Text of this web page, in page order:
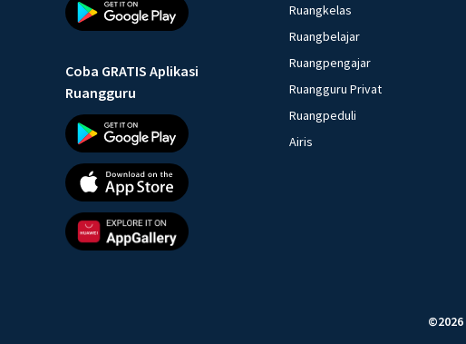
Coba GRATIS Aplikasi
Ruangguru
Ruangkelas
Ruangbelajar
Ruangpengajar
Ruangguru Privat
Ruangpeduli
Airis
©2026